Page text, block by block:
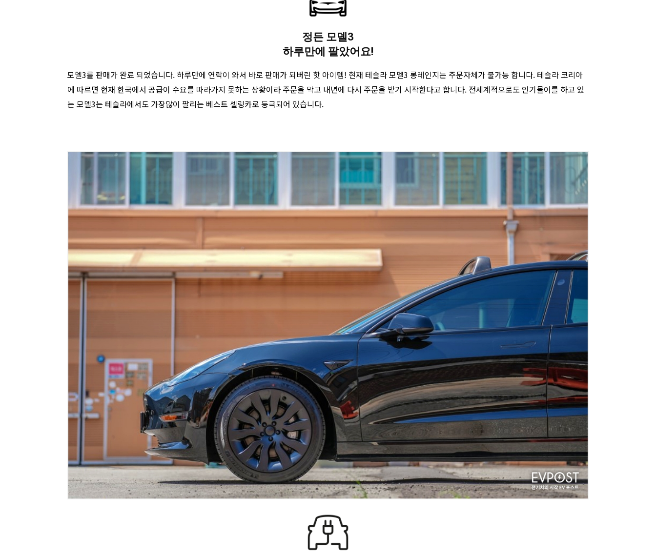
정든 모델3
하루만에 팔았어요!
모델3를 판매가 완료 되었습니다. 하루만에 연락이 와서 바로 판매가 되버린 핫 아이템! 현재 테슬라 모델3 롱레인지는 주문자체가 불가능 합니다. 테슬라 코리아
에 따르면 현재 한국에서 공급이 수요를 따라가지 못하는 상황이라 주문을 막고 내년에 다시 주문을 받기 시작한다고 합니다. 전세계적으로도 인기몰이를 하고 있
는 모델3는 테슬라에서도 가장많이 팔리는 베스트 셀링카로 등극되어 있습니다.